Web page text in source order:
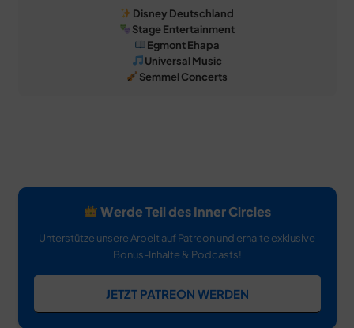
Disney Deutschland
Stage Entertainment
Egmont Ehapa
Universal Music
Semmel Concerts
Werde Teil des Inner Circles
Unterstütze unsere Arbeit auf Patreon und erhalte exklusive
Bonus-Inhalte & Podcasts!
JETZT PATREON WERDEN